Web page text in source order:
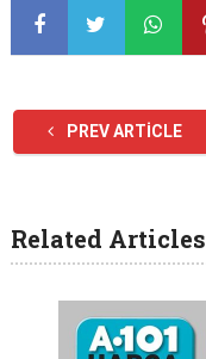
PREV ARTICLE
Related Articles